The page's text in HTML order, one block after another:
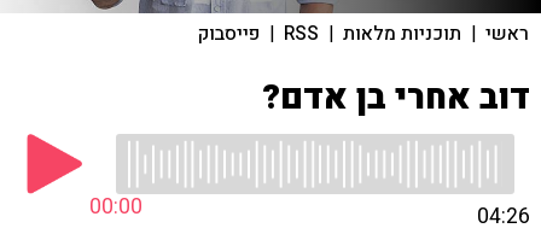
ראשי | תוכניות מלאות |
RSS
| פייסבוק
דוב אחרי בן אדם?
00:00 04:26